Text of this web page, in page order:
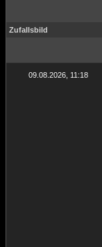
Zufallsbild
09.08.2026, 11:18